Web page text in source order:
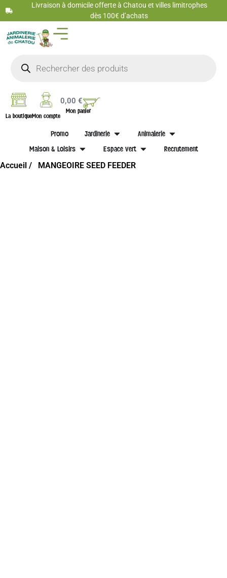
Livraison à domicile offerte à Chatou et villes limitrophes
dès 100€ d’achats
La boutiqueMon compte
0,00€
Mon panier
Promo Jardinerie
Animalerie
Maison & Loisirs
Espace vert Recrutement
Accueil / MANGEOIRE SEED FEEDER